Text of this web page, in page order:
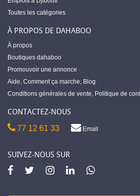
Toutes les catégories
À PROPOS DE DAHABOO
À propos
Boutiques dahaboo
Promouvoir une annonce
Aide, Comment ça marche, Blog
Conditions générales de vente, Politique de
CONTACTEZ-NOUS
77 12 61 33 Email
SUIVEZ-NOUS SUR